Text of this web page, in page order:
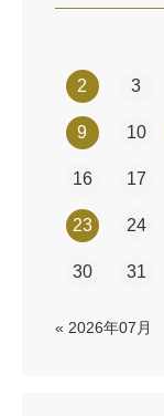
2 3
9 10
16 17
23 24
30 31
« 2026年07月